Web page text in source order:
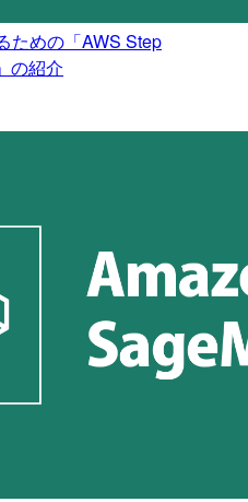
ための「AWS Step
の紹介